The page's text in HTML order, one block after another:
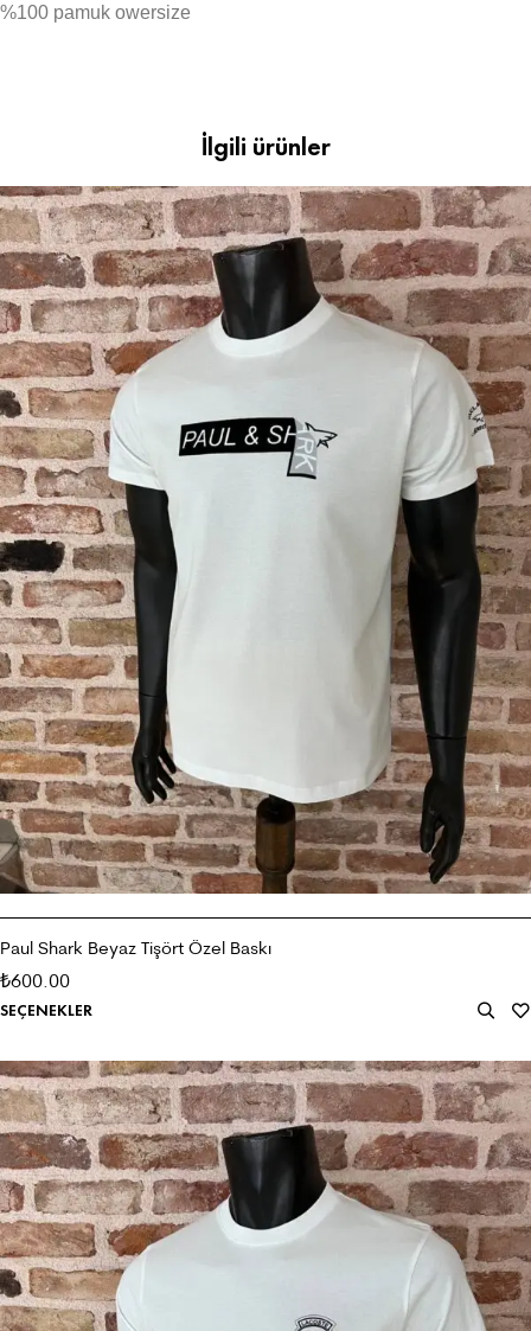
%100 pamuk owersize
İlgili ürünler
Paul Shark Beyaz Tişört Özel Baskı
₺600.00
SEÇENEKLER